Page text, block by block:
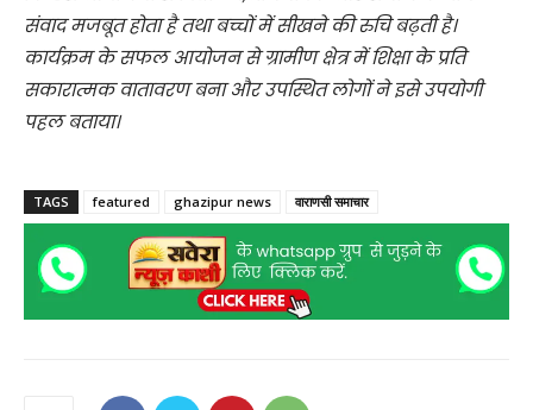
संवाद मजबूत होता है तथा बच्चों में सीखने की रुचि बढ़ती है।
कार्यक्रम के सफल आयोजन से ग्रामीण क्षेत्र में शिक्षा के प्रति
सकारात्मक वातावरण बना और उपस्थित लोगों ने इसे उपयोगी
पहल बताया।
TAGS featured ghazipur news वाराणसी समाचार